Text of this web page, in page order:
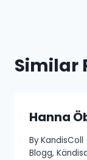
Similar
Hanna
ByKandisColl
Blogg,